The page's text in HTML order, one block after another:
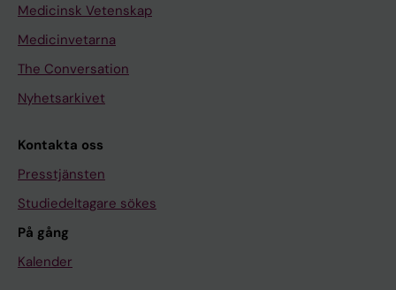
Medicinsk Vetenskap
Medicinvetarna
The Conversation
Nyhetsarkivet
Kontakta oss
Presstjänsten
Studiedeltagare sökes
På gång
Kalender